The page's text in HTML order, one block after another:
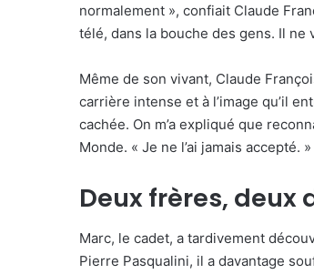
normalement », confiait Claude
télé, dans la bouche des gens. Il ne
Même de son vivant, Claude
carrière intense et à l’image qu’il
cachée. On m’a expliqué que
Monde. « Je ne l’ai jamais accepté. »
Deux frères, deux
Marc, le cadet, a tardivement
Pierre Pasqualini, il a davantage